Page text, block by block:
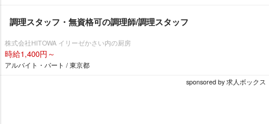
調理スタッフ・無資格可の調理師/調理スタッフ
株式会社HITOWA イリーゼかさい内の厨房
時給1,400円～
アルバイト・パート / 東京都
sponsored by 求人ボックス